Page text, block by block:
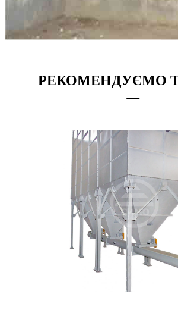
РЕКОМЕНДУЄМО